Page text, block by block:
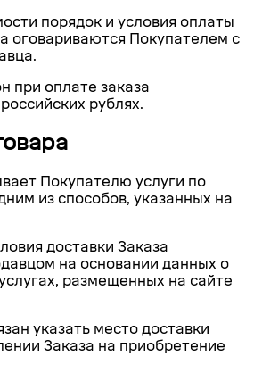
порядок и условия оплаты
оговариваются Покупателем с
при оплате заказа
рублях.
Покупателю услуги по
из способов, указанных на
доставки Заказа
на основании данных о
размещенных на сайте
указать место доставки
Заказа на приобретение